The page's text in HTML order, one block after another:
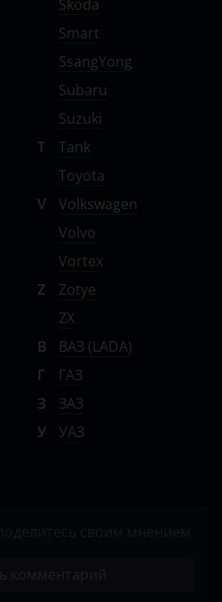
Skoda
Smart
SsangYong
Subaru
Suzuki
T
Tank
Toyota
V
Volkswagen
Volvo
Vortex
Z
Zotye
ZX
В
ВАЗ (LADA)
Г
ГАЗ
З
ЗАЗ
У
УАЗ